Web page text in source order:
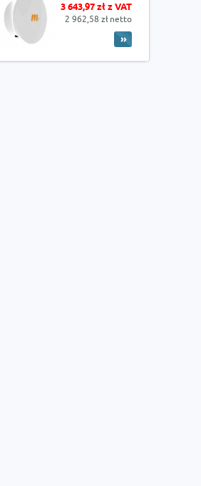
3 643,97 zł z VAT
2 962,58 zł netto